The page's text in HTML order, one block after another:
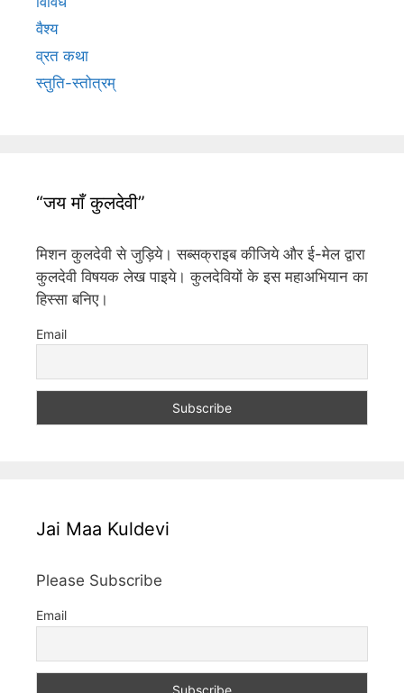
वैश्य
व्रत कथा
स्तुति-स्तोत्रम्
“जय माँ कुलदेवी”
मिशन कुलदेवी से जुड़िये। सब्सक्राइब कीजिये और ई-मेल द्वारा
कुलदेवी विषयक लेख पाइये। कुलदेवियों के इस महाअभियान का
हिस्सा बनिए।
Email
Jai Maa Kuldevi
Please Subscribe
Email